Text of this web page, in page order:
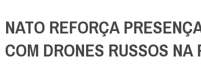
NATO REFORÇA
COM DRONES RUSSOS